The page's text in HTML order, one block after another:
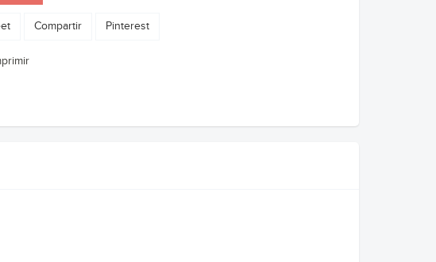
Compartir Pinterest